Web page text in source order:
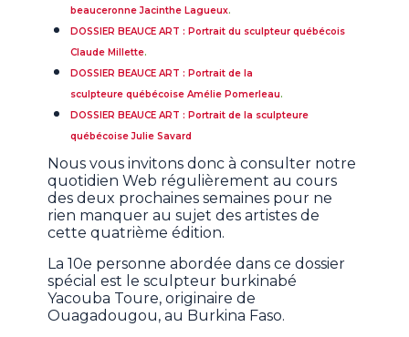
beauceronne Jacinthe Lagueux.
DOSSIER BEAUCE ART : Portrait du sculpteur québécois
Claude Millette.
DOSSIER BEAUCE ART : Portrait de la
sculpteure québécoise Amélie Pomerleau.
DOSSIER BEAUCE ART : Portrait de la sculpteure
québécoise Julie Savard
Nous vous invitons donc à consulter notre
quotidien Web régulièrement au cours
des deux prochaines semaines pour ne
rien manquer au sujet des artistes de
cette quatrième édition.
La 10e personne abordée dans ce dossier
spécial est le sculpteur burkinabé
Yacouba Toure, originaire de
Ouagadougou, au Burkina Faso.